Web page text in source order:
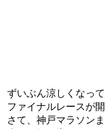
ずいぶん涼しくなっ
ファイナルレースが
さて、神戸マラソン